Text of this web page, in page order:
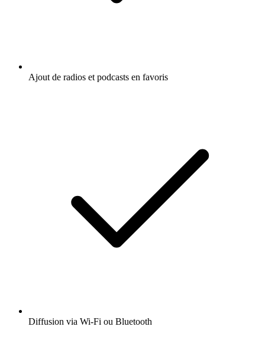
Ajout de radios et podcasts en favoris
Diffusion via Wi-Fi ou Bluetooth